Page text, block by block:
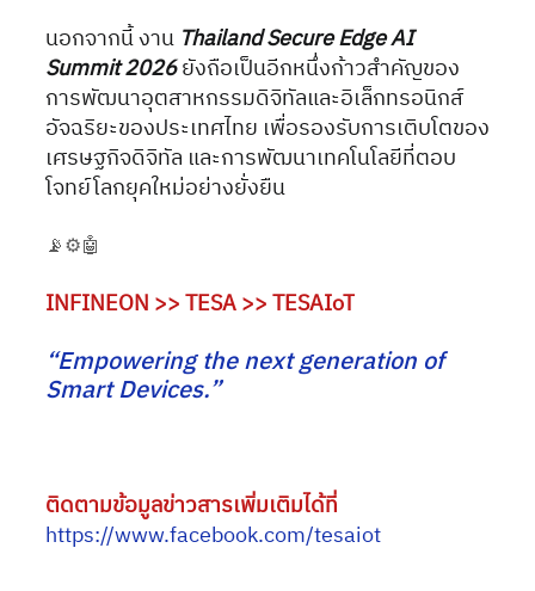
นอกจากนี้ งาน Thailand Secure Edge AI
Summit 2026 ยังถือเป็นอีกหนึ่งก้าวสำคัญของ
การพัฒนาอุตสาหกรรมดิจิทัลและอิเล็กทรอนิกส์
อัจฉริยะของประเทศไทย เพื่อรองรับการเติบโตของ
เศรษฐกิจดิจิทัล และการพัฒนาเทคโนโลยีที่ตอบ
โจทย์โลกยุคใหม่อย่างยั่งยืน
📡⚙️🤖
INFINEON >> TESA >> TESAIoT
“Empowering the next generation of
Smart Devices.”
ติดตามข้อมูลข่าวสารเพิ่มเติมได้ที่
https://www.facebook.com/tesaiot